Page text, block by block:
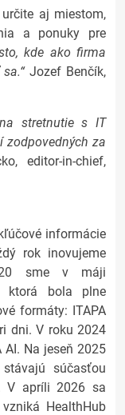
aj miestom,
a ponuky pre
kde ako firma
Jozef Benčík,
stretnutie s IT
za
editor-in-chief,
informácie
rok inovujeme
sme v máji
ktorá bola plne
formáty: ITAPA
dni. V roku 2024
Na jeseň 2025
súčasťou
V apríli 2026 sa
HealthHub